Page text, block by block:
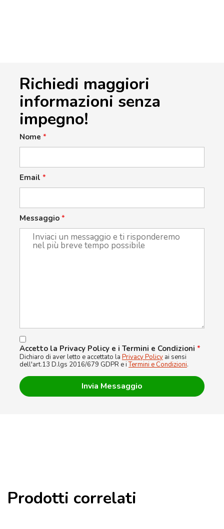
Richiedi maggiori
informazioni senza
impegno!
Nome *
Email *
Messaggio *
Accetto la Privacy Policy e i Termini e Condizioni *
Dichiaro di aver letto e accettato la Privacy Policy ai sensi
dell'art.13 D.lgs 2016/679 GDPR e iTermini e Condizioni.
Prodotti correlati